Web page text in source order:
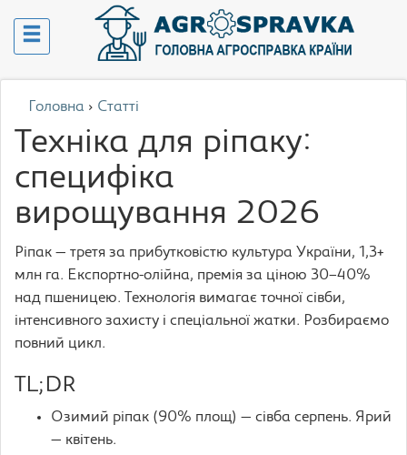
Головна › Статті
Техніка для ріпаку:
специфіка
вирощування 2026
Ріпак — третя за прибутковістю культура України, 1,3+
млн га. Експортно-олійна, премія за ціною 30–40%
над пшеницею. Технологія вимагає точної сівби,
інтенсивного захисту і спеціальної жатки. Розбираємо
повний цикл.
TL;DR
Озимий ріпак (90% площ) — сівба серпень. Ярий
— квітень.